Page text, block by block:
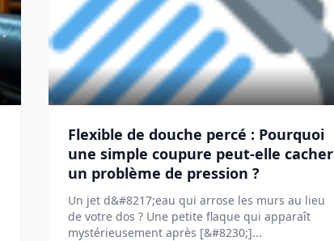
Flexible de douche percé : Pourquoi
une simple coupure peut-elle cacher
un problème de pression ?
Un jet d&#8217;eau qui arrose les murs au lieu
de votre dos ? Une petite flaque qui apparaît
mystérieusement après [&#8230;]...